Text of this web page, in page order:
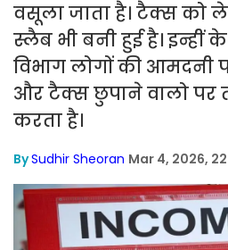
वसूला जाता है। टैक्स
स्लैब भी बनी हुई है।
विभाग लोगों की आमदनी
और टैक्स छुपाने वालो पर
करता है।
BySudhir Sheoran Mar 4, 2026,